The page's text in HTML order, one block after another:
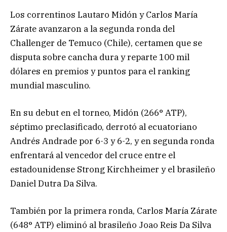
Los correntinos Lautaro Midón y Carlos María
Zárate avanzaron a la segunda ronda del
Challenger de Temuco (Chile), certamen que se
disputa sobre cancha dura y reparte 100 mil
dólares en premios y puntos para el ranking
mundial masculino.
En su debut en el torneo, Midón (266° ATP),
séptimo preclasificado, derrotó al ecuatoriano
Andrés Andrade por 6-3 y 6-2, y en segunda ronda
enfrentará al vencedor del cruce entre el
estadounidense Strong Kirchheimer y el brasileño
Daniel Dutra Da Silva.
También por la primera ronda, Carlos María Zárate
(648° ATP) eliminó al brasileño Joao Reis Da Silva